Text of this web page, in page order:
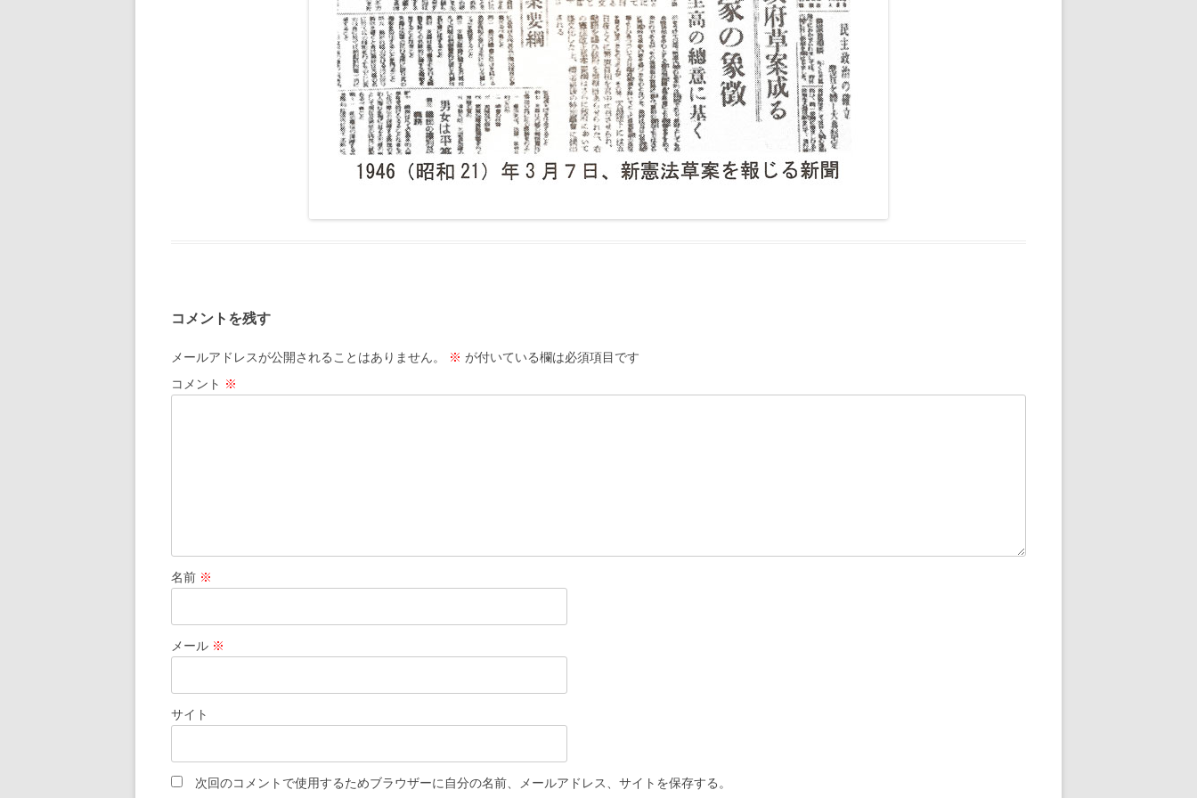
コメントを残す
メールアドレスが公開されることはありません。 ※ が付いている欄は必須項目です
コメント ※
名前 ※
メール ※
サイト
次回のコメントで使用するためブラウザーに自分の名前、メールアドレス、サイトを保存する。